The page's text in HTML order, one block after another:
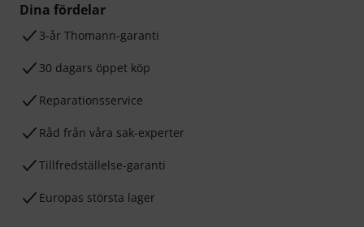
Dina fördelar
3-år Thomann-garanti
30 dagars öppet köp
Reparationsservice
Råd från våra sak-experter
Tillfredställelse-garanti
Europas största lager